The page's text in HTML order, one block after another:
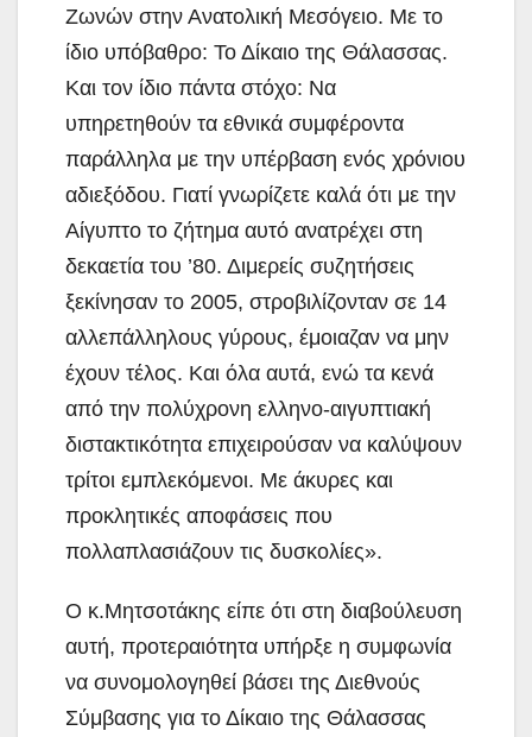
Ζωνών στην Ανατολική Μεσόγειο. Με το
ίδιο υπόβαθρο: Το Δίκαιο της Θάλασσας.
Και τον ίδιο πάντα στόχο: Να
υπηρετηθούν τα εθνικά συμφέροντα
παράλληλα με την υπέρβαση ενός χρόνιου
αδιεξόδου. Γιατί γνωρίζετε καλά ότι με την
Αίγυπτο το ζήτημα αυτό ανατρέχει στη
δεκαετία του ’80. Διμερείς συζητήσεις
ξεκίνησαν το 2005, στροβιλίζονταν σε 14
αλλεπάλληλους γύρους, έμοιαζαν να μην
έχουν τέλος. Και όλα αυτά, ενώ τα κενά
από την πολύχρονη ελληνο-αιγυπτιακή
διστακτικότητα επιχειρούσαν να καλύψουν
τρίτοι εμπλεκόμενοι. Με άκυρες και
προκλητικές αποφάσεις που
πολλαπλασιάζουν τις δυσκολίες».
Ο κ.Μητσοτάκης είπε ότι στη διαβούλευση
αυτή, προτεραιότητα υπήρξε η συμφωνία
να συνομολογηθεί βάσει της Διεθνούς
Σύμβασης για το Δίκαιο της Θάλασσας